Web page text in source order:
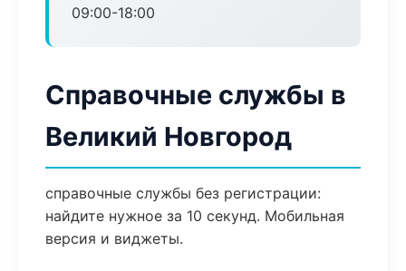
09:00-18:00
Справочные службы в
Великий Новгород
справочные службы без регистрации:
найдите нужное за 10 секунд. Мобильная
версия и виджеты.